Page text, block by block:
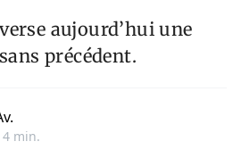
aujourd’hui une
précédent.
min.